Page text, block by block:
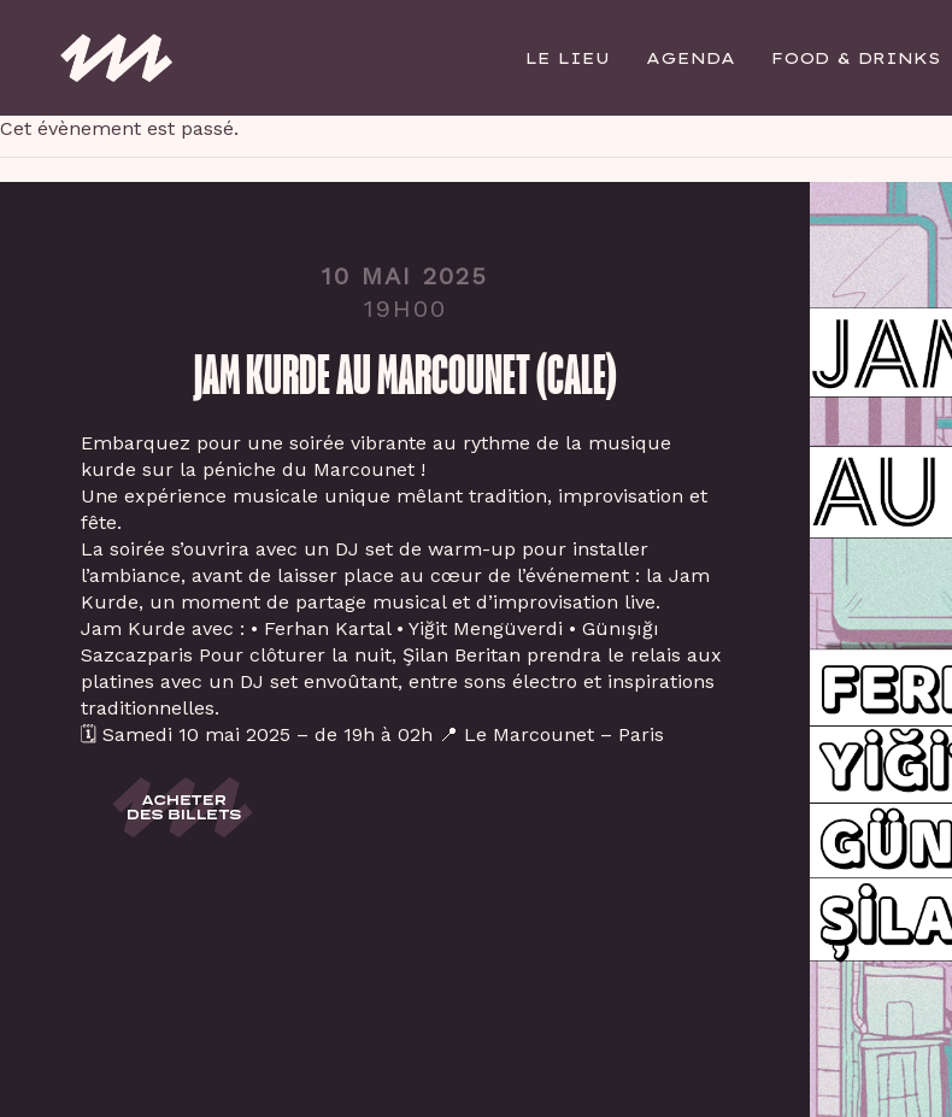
LE LIEU AGENDA FOOD & DRINKS
Cet évènement est passé.
10 MAI 2025
19H00
JAM KURDE AU MARCOUNET (CALE)
Embarquez pour une soirée vibrante au rythme de la musique
kurde sur la péniche du Marcounet !
Une expérience musicale unique mêlant tradition, improvisation et
fête.
La soirée s’ouvrira avec un DJ set de warm-up pour installer
l’ambiance, avant de laisser place au cœur de l’événement : la Jam
Kurde, un moment de partage musical et d’improvisation live.
Jam Kurde avec : • Ferhan Kartal • Yiğit Mengüverdi • Günışığı
Sazcazparis Pour clôturer la nuit, Şilan Beritan prendra le relais aux
platines avec un DJ set envoûtant, entre sons électro et inspirations
traditionnelles.
🗓️ Samedi 10 mai 2025 – de 19h à 02h 📍 Le Marcounet – Paris